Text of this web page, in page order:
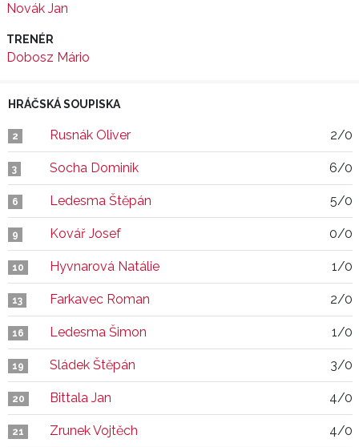
Novák Jan
TRENÉR
Dobosz Mário
HRÁČSKÁ SOUPISKA
2 Rusnák Oliver 2/0
3 Socha Dominik 6/0
6 Ledesma Štěpán 5/0
9 Kovář Josef 0/0
10 Hyvnarová Natálie 1/0
13 Farkavec Roman 2/0
16 Ledesma Šimon 1/0
19 Sládek Štěpán 3/0
20 Bittala Jan 4/0
21 Zrunek Vojtěch 4/0